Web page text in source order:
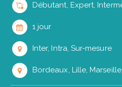
Débutant, Expert,
1 jour
Inter, Intra, Sur-mesure
Bordeaux, Lille,